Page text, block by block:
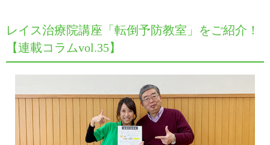
レイス治療院講座「転倒予防教室」をご紹介！
【連載コラムvol.35】